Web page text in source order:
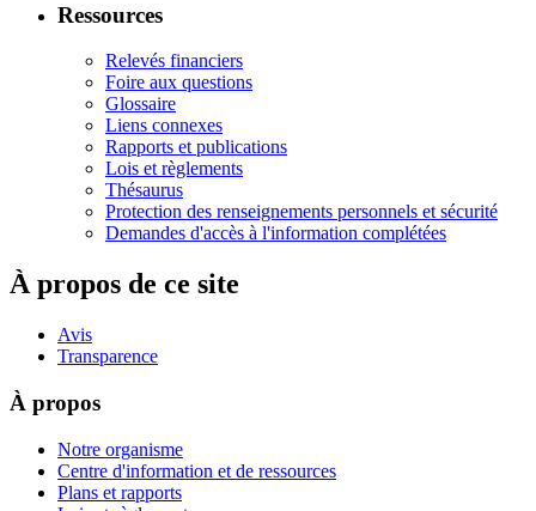
Ressources
Relevés financiers
Foire aux questions
Glossaire
Liens connexes
Rapports et publications
Lois et règlements
Thésaurus
Protection des renseignements personnels et sécurité
Demandes d'accès à l'information complétées
À propos de ce site
Avis
Transparence
À propos
Notre organisme
Centre d'information et de ressources
Plans et rapports